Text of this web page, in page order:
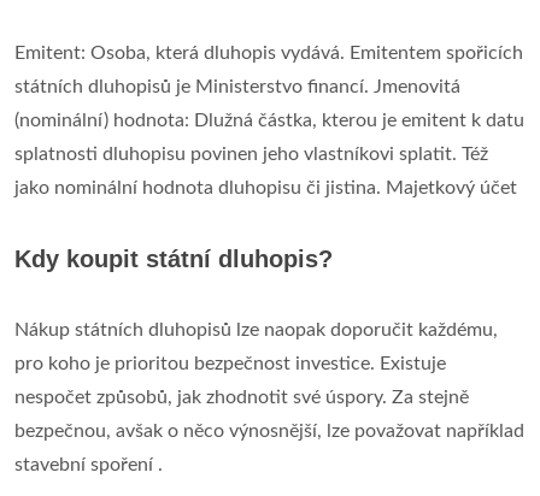
Emitent: Osoba, která dluhopis vydává. Emitentem spořicích
státních dluhopisů je Ministerstvo financí. Jmenovitá
(nominální) hodnota: Dlužná částka, kterou je emitent k datu
splatnosti dluhopisu povinen jeho vlastníkovi splatit. Též
jako nominální hodnota dluhopisu či jistina. Majetkový účet
Kdy koupit státní dluhopis?
Nákup státních dluhopisů lze naopak doporučit každému,
pro koho je prioritou bezpečnost investice. Existuje
nespočet způsobů, jak zhodnotit své úspory. Za stejně
bezpečnou, avšak o něco výnosnější, lze považovat například
stavební spoření .